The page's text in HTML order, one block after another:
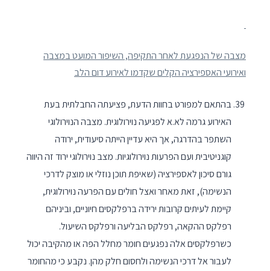
מצבה של הנפגעת לאחר התקיפה, השיפור המועט במצבה
ואירועי האספירציה הקלים שקדמו לאירוע דום הלב
בהתאם למפורט בחוות הדעת, פציעתה החבלתית בעת
האירוע גרמה לא.א לפגיעה נוירולוגית. מצבה הנוירולוגי
השתפר בהדרגה, אך היא עדיין הייתה סיעודית, ירודה
קוגניטיבית ועם הפרעות נוירולוגיות. מצב נוירולוגי ירוד זה היווה
גורם סיכון לאספירציה (שאיפת תוכן נוזלי או מוצק לדרכי
הנשימה), זאת מאחר ואצל חולים עם הפרעה נוירולוגית,
קיימת לעיתים קרובות ירידה ברפלקסים חיוניים, וביניהם
רפלקס ההקאה, רפלקס הבליעה ורפלקס השיעול.
כשרפלקסים אלה נפגעים חומר מחלל הפה או מהקיבה יכול
לעבור אל דרכי הנשימה ולחסום חלק מהן. נקבע כי מהחומר